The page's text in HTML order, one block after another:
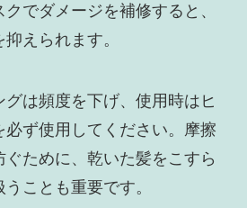
でダメージを補修すると、
えられます。
は頻度を下げ、使用時はヒ
必ず使用してください。摩擦
ために、乾いた髪をこすら
ことも重要です。